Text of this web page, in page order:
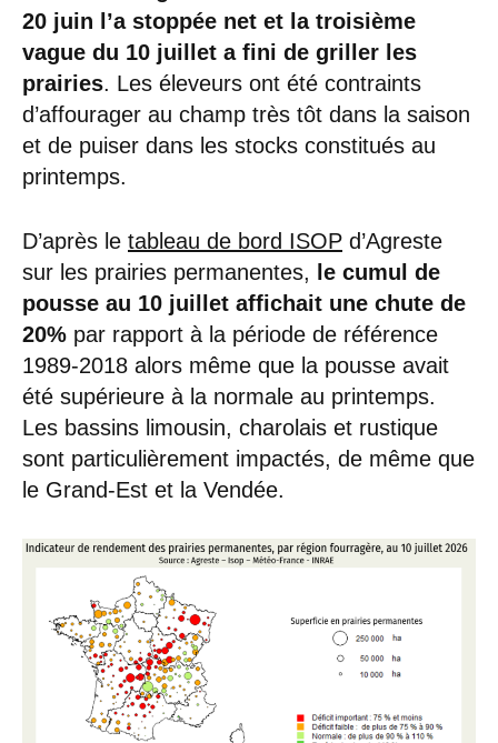
20 juin l’a stoppée net et la troisième
vague du 10 juillet a fini de griller les
prairies. Les éleveurs ont été contraints
d’affourager au champ très tôt dans la saison
et de puiser dans les stocks constitués au
printemps.
D’après le tableau de bord ISOP d’Agreste
sur les prairies permanentes, le cumul de
pousse au 10 juillet affichait une chute de
20% par rapport à la période de référence
1989-2018 alors même que la pousse avait
été supérieure à la normale au printemps.
Les bassins limousin, charolais et rustique
sont particulièrement impactés, de même que
le Grand-Est et la Vendée.